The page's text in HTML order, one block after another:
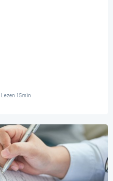
Lezen 15min